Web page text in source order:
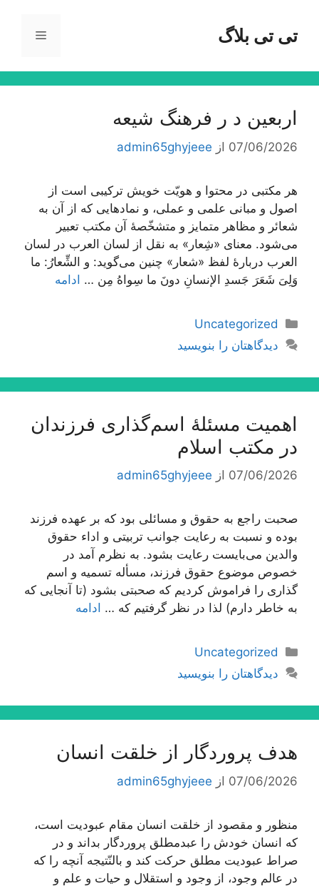
محتواتی تی بلاگ فهرست
اربعین د ر فرهنگ شیعه
07/06/2026 از admin65ghyjeee
هر مکتبی در محتوا و هویّت خویش ترکیبی است از
اصول و مبانی علمی و عملی، و نمادهایی که از آن به
شعائر و مظاهر متمایز و متشخّصۀ آن مکتب تعبیر
می‌شود. معنای «شِعار» به نقل از لسان العرب در لسان
العرب دربارۀ لفظ «شعار» چنین می‌گوید: و الشِّعارُ: ما
وَلِیَ شَعَرَ جَسدِ الإنسانِ دونَ ما سِواهُ مِن … ادامه
دسته‌ها
Uncategorized
دیدگاهتان را بنویسید
اهمیت مسئلۀ اسم‌گذارى فرزندان
در مكتب اسلام
07/06/2026 از admin65ghyjeee
صحبت راجع به حقوق و مسائلی بود كه بر عهده فرزند
بوده و نسبت به رعایت جوانب تربیتی و اداء حقوق
والدین می‌بایست رعایت بشود. به نظرم آمد در
خصوص موضوع حقوق فرزند، مسأله تسمیه و اسم
گذاری را فراموش كردیم كه صحبتی بشود (تا آنجایی كه
به خاطر دارم) لذا در نظر گرفتیم كه … ادامه
دسته‌ها
Uncategorized
دیدگاهتان را بنویسید
هدف پروردگار از خلقت انسان
07/06/2026 از admin65ghyjeee
منظور و مقصود از خلقت انسان مقام عبودیت است،
كه انسان خودش را عبدمطلق پروردگار بداند و در
صراط عبودیت مطلق حركت كند و بالنّتیجه آنچه را كه
در عالم وجود، از وجود و استقلال و حیات و علم و